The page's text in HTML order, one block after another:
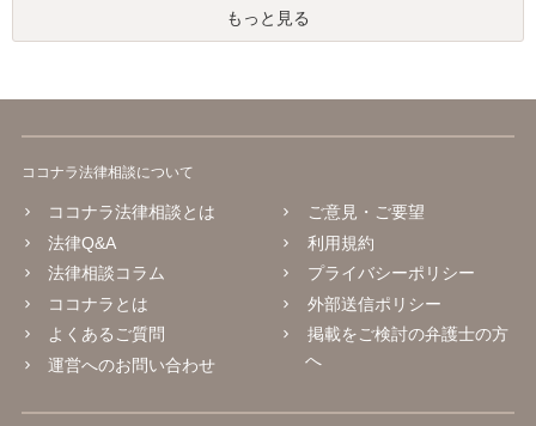
もっと見る
ココナラ法律相談について
ココナラ法律相談とは
法律Q&A
法律相談コラム
ココナラとは
よくあるご質問
運営へのお問い合わせ
ご意見・ご要望
利用規約
プライバシーポリシー
外部送信ポリシー
掲載をご検討の弁護士の方
へ